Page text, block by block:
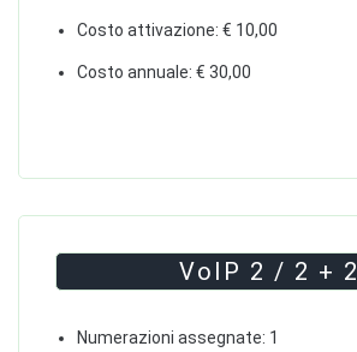
Costo attivazione: € 10,00
Costo annuale: € 30,00
VoIP 2 / 2 + 2
Numerazioni assegnate: 1